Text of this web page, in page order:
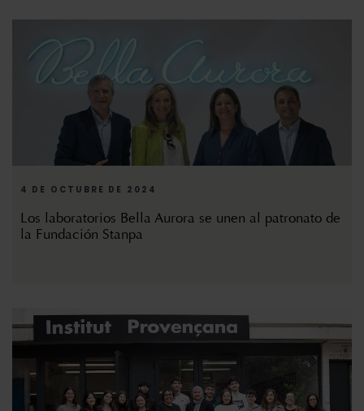
4 DE OCTUBRE DE 2024
Los laboratorios Bella Aurora se unen al patronato de
la Fundación Stanpa